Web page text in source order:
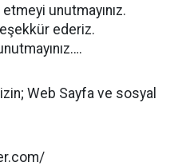
unutmayınız.
ederiz.
Web Sayfa ve sosyal